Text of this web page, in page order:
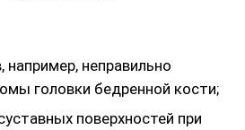
неправильно
головки бедренной кости;
поверхностей при